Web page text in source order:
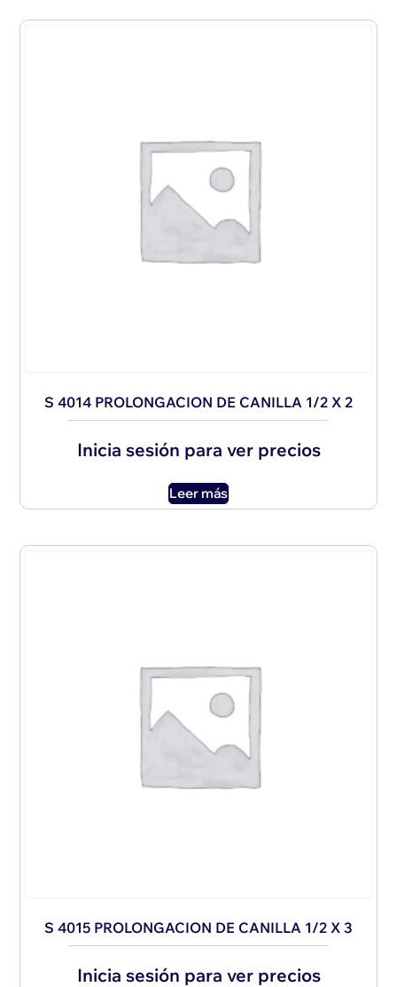
S 4014 PROLONGACION DE CANILLA 1/2 X 2
Inicia sesión para ver precios
Leer más
S 4015 PROLONGACION DE CANILLA 1/2 X 3
Inicia sesión para ver precios